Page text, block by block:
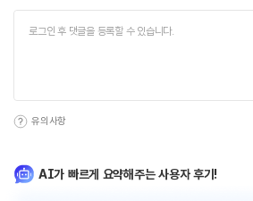
유의사항
AI가 빠르게 요약해주는 사용자 후기!